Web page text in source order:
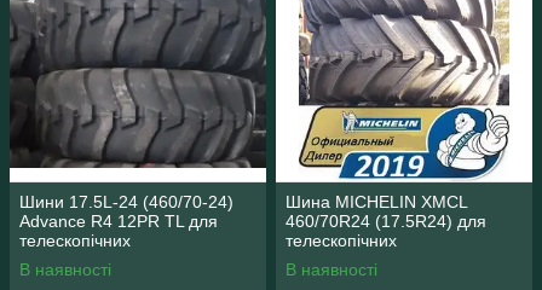
Шини 17.5L-24 (460/70-24)
Advance R4 12PR TL для
телескопічних
навантажувачів
В наявності
Шина MICHELIN XMCL
460/70R24 (17.5R24) для
телескопічних
навантажувачів
В наявності